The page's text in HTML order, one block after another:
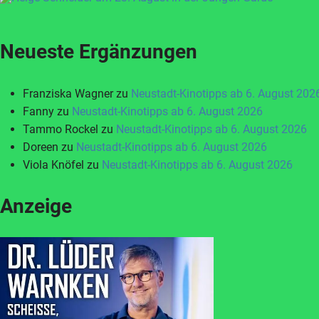
Neueste Ergänzungen
Franziska Wagnerzu Neustadt-Kinotipps ab 6. August
Fanny zu Neustadt-Kinotipps ab 6. August 2026
Tammo Rockel zu Neustadt-Kinotipps ab 6. August 2026
Doreen zu Neustadt-Kinotipps ab 6. August 2026
Viola Knöfel zu Neustadt-Kinotipps ab 6. August 2026
Anzeige